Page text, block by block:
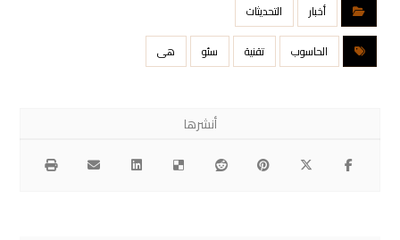
أخبار
التحديثات
الحاسوب
تقنية سئو هی